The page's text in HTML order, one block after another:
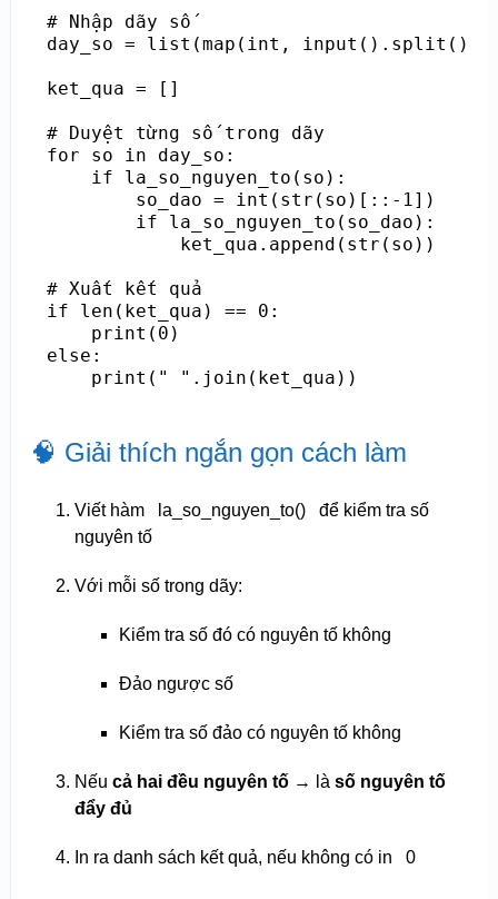
# Nhập dãy số
day_so = list(map(int, input().split()))
ket_qua = []
# Duyệt từng số trong dãy
for so in day_so:
    if la_so_nguyen_to(so):
        so_dao = int(str(so)[::-1])
        if la_so_nguyen_to(so_dao):
            ket_qua.append(str(so))
# Xuất kết quả
if len(ket_qua) == 0:
    print(0)
else:
    print(" ".join(ket_qua))
🧠 Giải thích ngắn gọn cách làm
Viết hàm la_so_nguyen_to()
để kiểm tra số
nguyên tố
Với mỗi số trong dãy:
Kiểm tra số đó có nguyên tố không
Đảo ngược số
Kiểm tra số đảo có nguyên tố không
Nếu cả hai đều nguyên tố→ là số nguyên tố
đẩy đủ
In ra danh sách kết quả, nếu không có in 0